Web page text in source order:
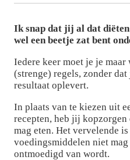
Ik snap dat jij al dat
wel een beetje zat bent
Iedere keer moet je je maar
(strenge) regels, zonder
resultaat oplevert.
In plaats van te kiezen uit
recepten, heb jij
mag eten. Het vervelende
voedingsmiddelen niet
ontmoedigd van wordt.